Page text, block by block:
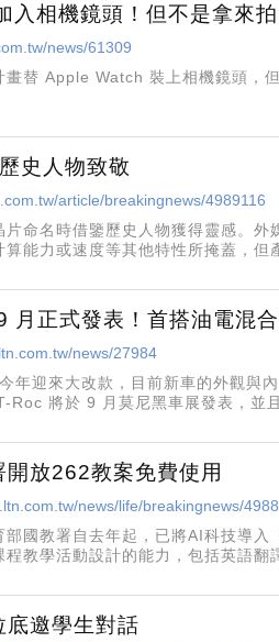
相機鏡頭！但不是拿來拍
news/61309
畫替 Apple Watch 裝上相機鏡頭，
史人物致敬
article/breakingnews/4989116
命名時借鑒歷史人物獲得靈感。外
能力或速度等其他特性所掩蓋，但
月正式發表！首搭油電混
news/27984
年迎來大改款，目前新車的外觀與
將於 9 月莫尼黑車展發表，並
放262教案免費使用
news/life/breakingnews/
國教署自去年起，已將AI科技導入
教學活動設計的能力，包括英語翻
邀學生對話